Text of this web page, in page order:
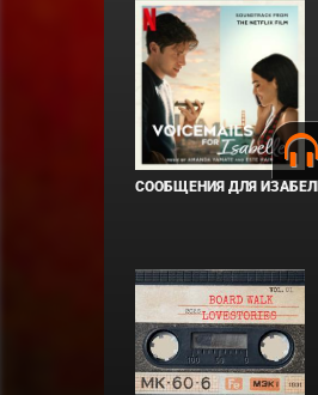
СООБЩЕНИЯ ДЛЯ